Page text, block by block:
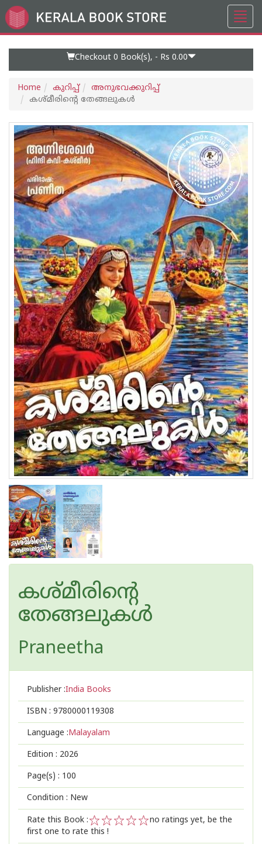
Go
to
Checkout 0 Book(s), - Rs 0.00
Home കുറിപ്പ്‌
അനുഭവക്കുറിപ്പ്‌
കശ്മ‌ീരിൻ്റെ തേങ്ങലുകൾ
കശ്മ‌ീരിൻ്റെ
തേങ്ങലുകൾ
Praneetha
Publisher :India Books
ISBN : 9780000119308
Language :Malayalam
Edition : 2026
Page(s) : 100
Condition : New
Rate this Book :
2
1
no ratings yet, be the
first one to rate this !